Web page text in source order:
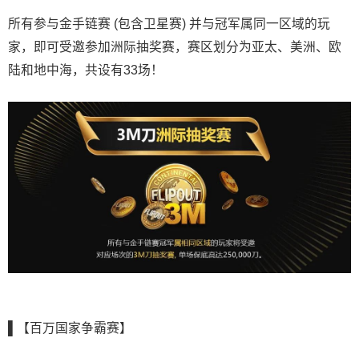
所有参与金手链赛 (包含卫星赛) 并与冠军属同一区域的玩
家，即可受邀参加洲际抽奖赛，赛区划分为亚太、美洲、欧
陆和地中海，共设有33场！
▌【百万国家争霸赛】